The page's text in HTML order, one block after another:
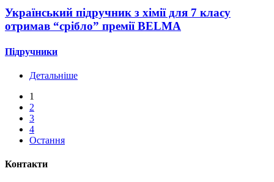
Український підручник з хімії для 7 класу
отримав “срібло” премії BELMA
Підручники
Детальніше
1
2
3
4
Остання
Контакти